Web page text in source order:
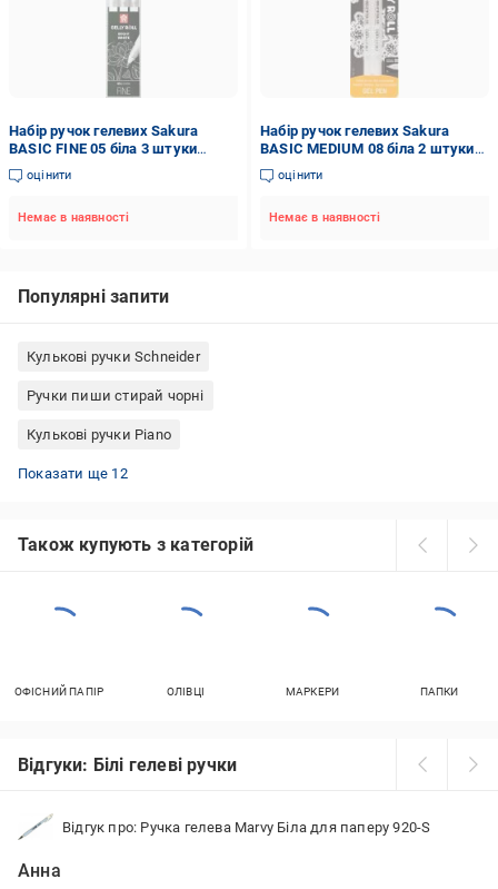
Набір ручок гелевих Sakura
BASIC FINE 05 біла 3 штуки
POXPGBWH3A
оцінити
Немає в наявності
Набір ручок гелевих Sakura
BASIC MEDIUM 08 біла 2 штуки
BLXPGB2A
оцінити
Немає в наявності
Популярні запити
Кулькові ручки Schneider
Ручки пиши стирай чорні
Кулькові ручки Piano
Чорні гелеві ручки
Ручка пиши стирай фіолетова
Білі гелеві ручки
Ручки гелеві з чорнилами, що стираються
Кулькові ручки Parker
Кулькові ручки LINC
Ручки металеві кулькові
Ручки кулькові чорні
Ручки гелеві кольорові
Ручки гелеві зелені
Кулькові ручки Waterman
Ручки гелеві сині
Показати ще 12
Також купують з категорій
ОФІСНИЙ ПАПІР ОЛІВЦІ МАРКЕРИ ПАПКИ
Відгуки: Білі гелеві ручки
Відгук про: Ручка гелева Marvy Біла для паперу 920-S
Анна